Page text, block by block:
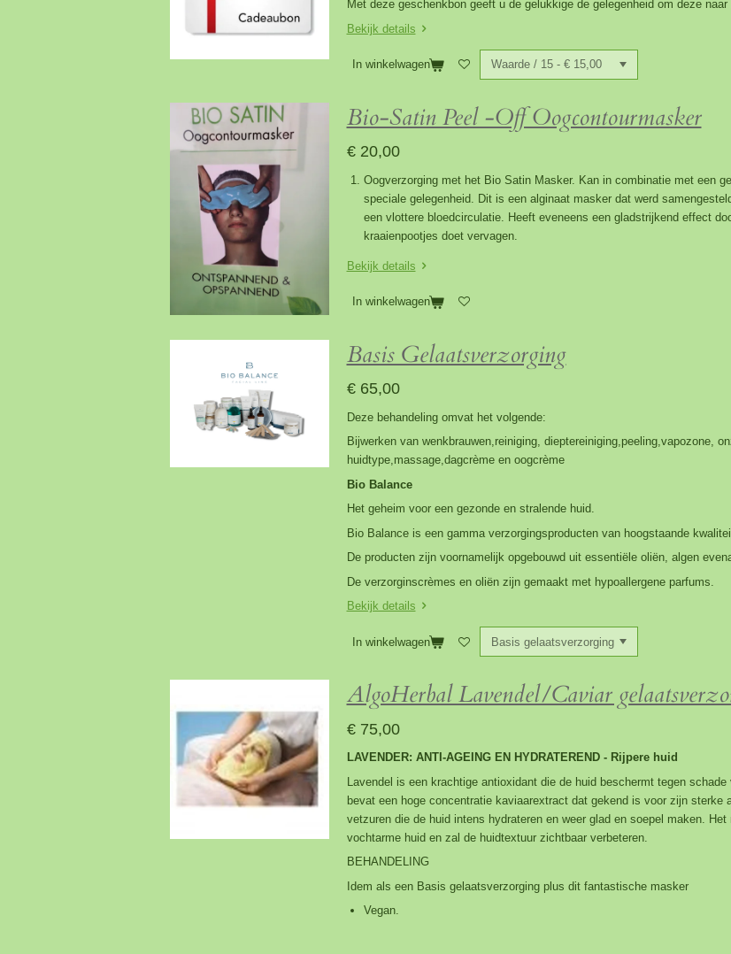
Met deze geschenkbon geeft u de gelukkige de gelegenheid om deze
Bekijk details
In winkelwagen
Bio-Satin Peel -Off Oogcontourmasker
€ 20,00
Oogverzorging met het Bio Satin Masker. Kan in combinatie met een
speciale gelegenheid. Dit is een alginaat masker dat werd
een vlottere bloedcirculatie. Heeft eveneens een gladstrijkend effect
kraaienpootjes doet vervagen.
Bekijk details
In winkelwagen
Basis Gelaatsverzorging
€ 65,00
Deze behandeling omvat het volgende:
Bijwerken van wenkbrauwen,reiniging, dieptereiniging,peeling,vapozone,
huidtype,massage,dagcrème en oogcrème
Bio Balance
Het geheim voor een gezonde en stralende huid.
Bio Balance is een gamma verzorgingsproducten van hoogstaande
De producten zijn voornamelijk opgebouwd uit essentiële oliën, algen
De verzorginscrèmes en oliën zijn gemaakt met hypoallergene parfums.
Bekijk details
In winkelwagen
AlgoHerbal Lavendel/Caviar
€ 75,00
LAVENDER: ANTI-AGEING EN HYDRATEREND - Rijpere huid
Lavendel is een krachtige antioxidant die de huid beschermt tegen
bevat een hoge concentratie kaviaarextract dat gekend is voor zijn
vetzuren die de huid intens hydrateren en weer glad en soepel maken.
vochtarme huid en zal de huidtextuur zichtbaar verbeteren.
BEHANDELING
Idem als een Basis gelaatsverzorging plus dit fantastische masker
Vegan.